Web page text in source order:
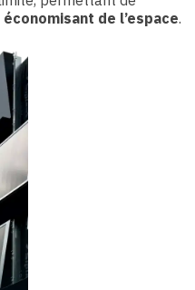
économisant de l’espace.